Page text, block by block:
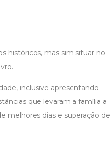
históricos, mas sim situar no
inclusive apresentando
que levaram a família a
melhores dias e superação de